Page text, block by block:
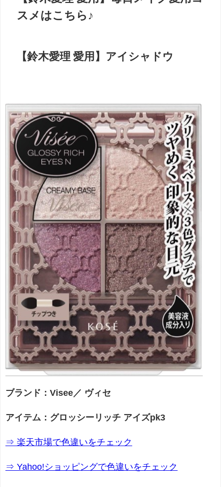
スメはこちら♪
【鈴木愛理 愛用】アイシャドウ
ブランド：Visee／ ヴィセ
アイテム：グロッシーリッチ アイズpk3
⇒ 楽天市場で色違いをチェック
⇒ Yahoo!ショッピングで色違いをチェック